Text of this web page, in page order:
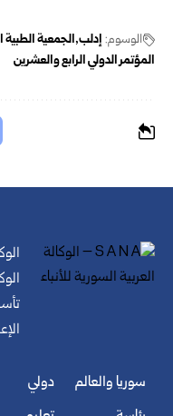
الوسوم: إدلب الجمعية الطبية
المؤتمر الدولي الرابع والعشرين
سوريا والعالم
دولي